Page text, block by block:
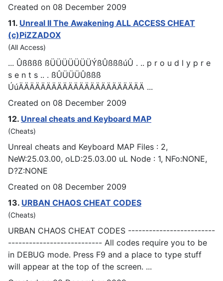
Created on 08 December 2009
11. Unreal II The Awakening ALL ACCESS CHEAT
(c)PiZZADOX
(All Access)
... Ûßßßß ßÜÜÜÜÜÜÜÝßÛßßßúÛ . .. p r o u d l y p r e
s e n t s .. . ßÛÜÜÜÛßßß
ÚúÄÄÄÄÄÄÄÄÄÄÄÄÄÄÄÄÄÄÄÄÄÄÄ ...
Created on 08 December 2009
12. Unreal cheats and Keyboard MAP
(Cheats)
Unreal cheats and Keyboard MAP Files : 2,
NeW:25.03.00, oLD:25.03.00 uL Node : 1, NFo:NONE,
D?Z:NONE
Created on 08 December 2009
13. URBAN CHAOS CHEAT CODES
(Cheats)
URBAN CHAOS CHEAT CODES -------------------------
--------------------------- All codes require you to be
in DEBUG mode. Press F9 and a place to type stuff
will appear at the top of the screen. ...